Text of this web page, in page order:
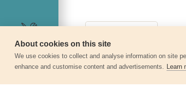
Szerviz
About cookies on this site
We use cookies to collect and analyse information on site
enhance and customise content and advertisements. Learn